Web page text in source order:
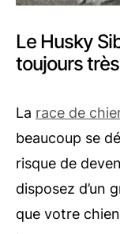
Le Husky
toujours
La race de
beaucoup se
risque de
disposez d’un
que votre